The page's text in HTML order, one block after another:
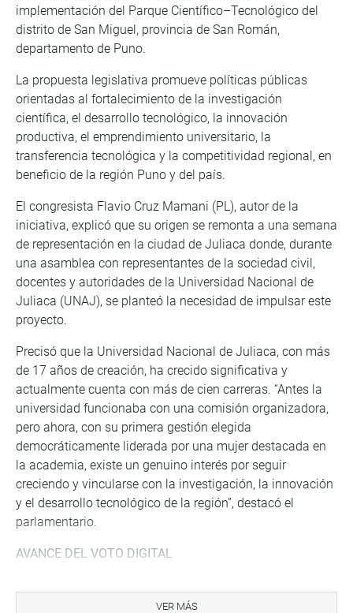
implementación del Parque Científico–Tecnológico del
distrito de San Miguel, provincia de San Román,
departamento de Puno.
La propuesta legislativa promueve políticas públicas
orientadas al fortalecimiento de la investigación
científica, el desarrollo tecnológico, la innovación
productiva, el emprendimiento universitario, la
transferencia tecnológica y la competitividad regional, en
beneficio de la región Puno y del país.
El congresista Flavio Cruz Mamani (PL), autor de la
iniciativa, explicó que su origen se remonta a una semana
de representación en la ciudad de Juliaca donde, durante
una asamblea con representantes de la sociedad civil,
docentes y autoridades de la Universidad Nacional de
Juliaca (UNAJ), se planteó la necesidad de impulsar este
proyecto.
Precisó que la Universidad Nacional de Juliaca, con más
de 17 años de creación, ha crecido significativa y
actualmente cuenta con más de cien carreras. “Antes la
universidad funcionaba con una comisión organizadora,
pero ahora, con su primera gestión elegida
democráticamente liderada por una mujer destacada en
la academia, existe un genuino interés por seguir
creciendo y vincularse con la investigación, la innovación
y el desarrollo tecnológico de la región”, destacó el
parlamentario.
AVANCE DEL VOTO DIGITAL
Piloto de Votación Digital. Estuvo convocada Carmen
VER MÁS